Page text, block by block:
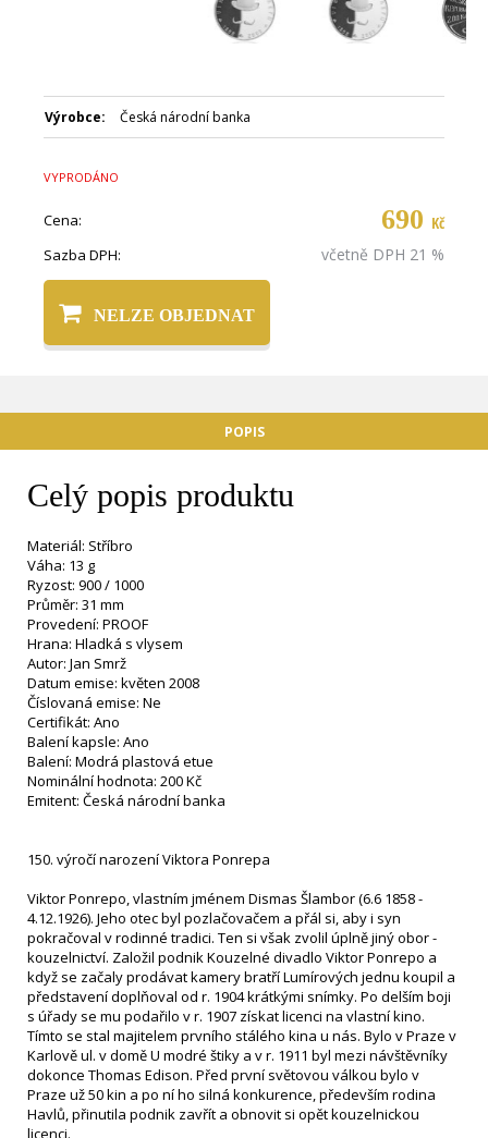
Výrobce: Česká národní banka
VYPRODÁNO
Cena: 690 Kč
Sazba DPH: včetně DPH 21 %
NELZE OBJEDNAT
POPIS
Celý popis produktu
Materiál: Stříbro
Váha: 13 g
Ryzost: 900 / 1000
Průměr: 31 mm
Provedení: PROOF
Hrana: Hladká s vlysem
Autor: Jan Smrž
Datum emise: květen 2008
Číslovaná emise: Ne
Certifikát: Ano
Balení kapsle: Ano
Balení: Modrá plastová etue
Nominální hodnota: 200 Kč
Emitent: Česká národní banka
150. výročí narození Viktora Ponrepa
Viktor Ponrepo, vlastním jménem Dismas Šlambor (6.6 1858 -
4.12.1926). Jeho otec byl pozlačovačem a přál si, aby i syn
pokračoval v rodinné tradici. Ten si však zvolil úplně jiný obor -
kouzelnictví. Založil podnik Kouzelné divadlo Viktor Ponrepo a
když se začaly prodávat kamery bratří Lumírových jednu koupil a
představení doplňoval od r. 1904 krátkými snímky. Po delším boji
s úřady se mu podařilo v r. 1907 získat licenci na vlastní kino.
Tímto se stal majitelem prvního stálého kina u nás. Bylo v Praze v
Karlově ul. v domě U modré štiky a v r. 1911 byl mezi návštěvníky
dokonce Thomas Edison. Před první světovou válkou bylo v
Praze už 50 kin a po ní ho silná konkurence, především rodina
Havlů, přinutila podnik zavřít a obnovit si opět kouzelnickou
licenci.